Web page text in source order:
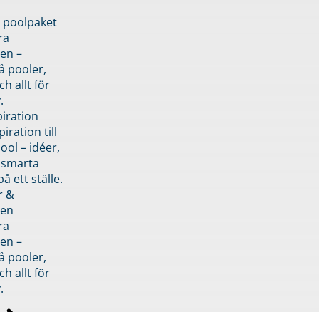
–
pooler,
allt för
till
– idéer,
ett ställe.
&
–
pooler,
allt för